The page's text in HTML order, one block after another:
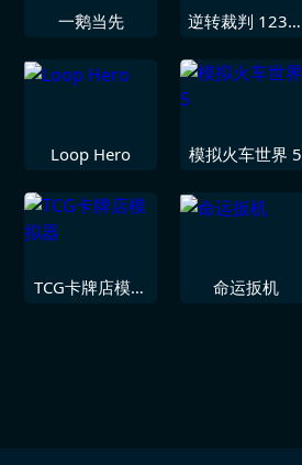
一鹅当先
逆转裁判 123成
Loop Hero 模拟火车世界 5
TCG卡牌店模拟
命运扳机